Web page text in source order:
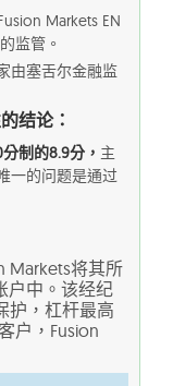
Markets EN
监管。
由塞舌尔金融监
结论：
制的8.9分， 主
一的问题是通过
Markets将其所
户中。该经纪
护，杠杆最高
户，Fusion